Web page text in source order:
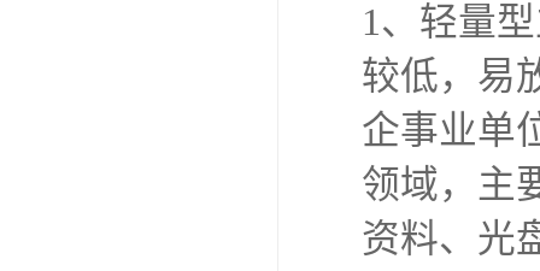
1、轻量
较低，易
企事业单
领域，主
资料、光